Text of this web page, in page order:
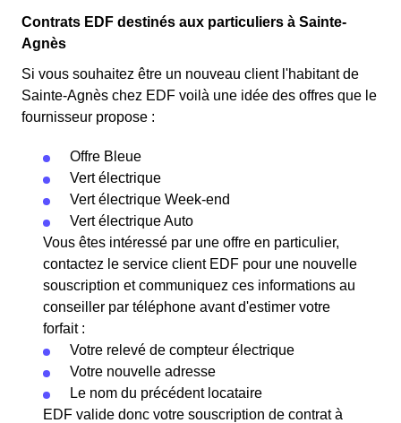
Contrats EDF destinés aux particuliers à Sainte-
Agnès
Si vous souhaitez être un nouveau client l'habitant de
Sainte-Agnès chez EDF voilà une idée des offres que le
fournisseur propose :
Offre Bleue
Vert électrique
Vert électrique Week-end
Vert électrique Auto
Vous êtes intéressé par une offre en particulier,
contactez le service client EDF pour une nouvelle
souscription et communiquez ces informations au
conseiller par téléphone avant d'estimer votre
forfait :
Votre relevé de compteur électrique
Votre nouvelle adresse
Le nom du précédent locataire
EDF valide donc votre souscription de contrat à